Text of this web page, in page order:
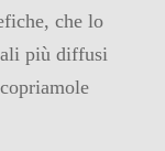
che lo
più diffusi